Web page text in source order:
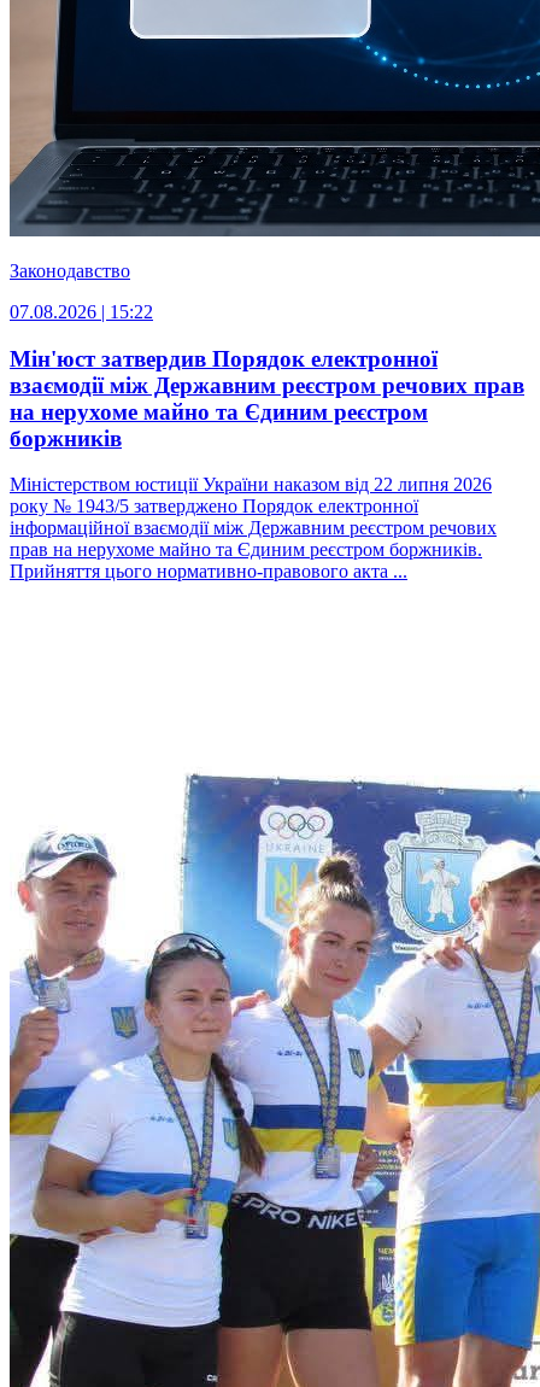
Законодавство
07.08.2026 | 15:22
Мін'юст затвердив Порядок електронної
взаємодії між Державним реєстром речових прав
на нерухоме майно та Єдиним реєстром
боржників
Міністерством юстиції України наказом від 22 липня 2026
року № 1943/5 затверджено Порядок електронної
інформаційної взаємодії між Державним реєстром речових
прав на нерухоме майно та Єдиним реєстром боржників.
Прийняття цього нормативно-правового акта ...